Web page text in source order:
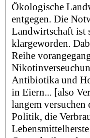
Ökologische
entgegen. Die
Landwirtschaft ist
klargeworden.
Reihe
Antibiotika und
in Eiern... [also
langem
Politik, die